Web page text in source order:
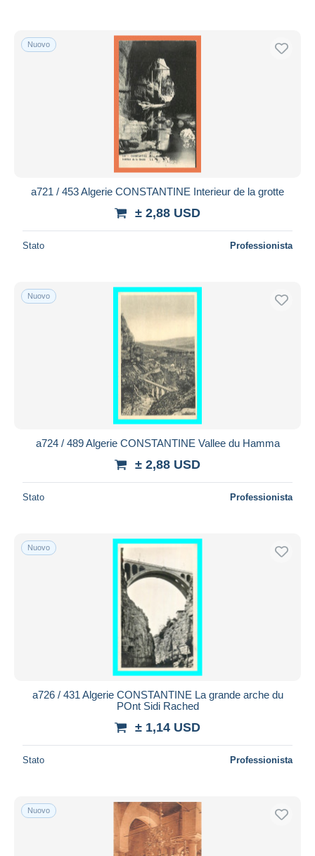
Nuovo
a721 / 453 Algerie CONSTANTINE Interieur de la grotte
± 2,88 USD
Stato Professionista
Nuovo
a724 / 489 Algerie CONSTANTINE Vallee du Hamma
± 2,88 USD
Stato Professionista
Nuovo
a726 / 431 Algerie CONSTANTINE La grande arche du
POnt Sidi Rached
± 1,14 USD
Stato Professionista
Nuovo